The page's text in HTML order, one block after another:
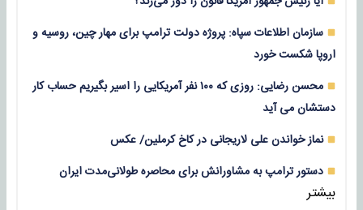
سازمان اطلاعات سپاه: پروژه دولت ترامپ برای مهار چین، روسیه و
اروپا شکست خورد
محسن رضایی: روزی که ۱۰۰ نفر آمریکایی را اسیر بگیریم حساب کار
دستشان می آید
نماز خواندن علی لاریجانی در کاخ کرملین/ عکس
دستور ترامپ به مشاورانش برای محاصره طولانی‌مدت ایران
بیشتر